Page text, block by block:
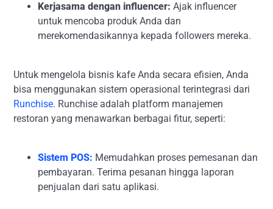
Kerjasama dengan influencer: Ajak influencer
untuk mencoba produk Anda dan
merekomendasikannya kepada followers mereka.
Untuk mengelola bisnis kafe Anda secara efisien, Anda
bisa menggunakan sistem operasional terintegrasi dari
Runchise. Runchise adalah platform manajemen
restoran yang menawarkan berbagai fitur, seperti:
Sistem POS: Memudahkan proses pemesanan dan
pembayaran. Terima pesanan hingga laporan
penjualan dari satu aplikasi.